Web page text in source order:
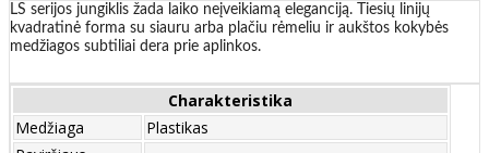
LS serijos jungiklis žada laiko neįveikiamą eleganciją. Tiesių linijų
kvadratinė forma su siauru arba plačiu rėmeliu ir aukštos kokybės
medžiagos subtiliai dera prie aplinkos.
Charakteristika
Medžiaga
Plastikas